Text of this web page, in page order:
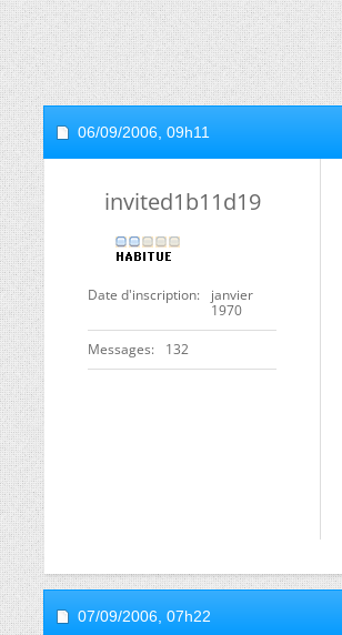
06/09/2006, 09h11
invited1b11d19
Date d'inscription
janvier
1970
Messages 132
07/09/2006, 07h22